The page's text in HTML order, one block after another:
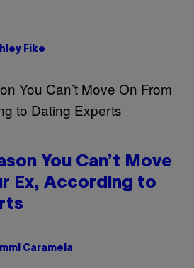
Fike
You Can’t Move
Ex, According to
Caramela